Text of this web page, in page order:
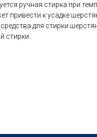
ручная стирка при
привести к усадке
для стирки
стирки.